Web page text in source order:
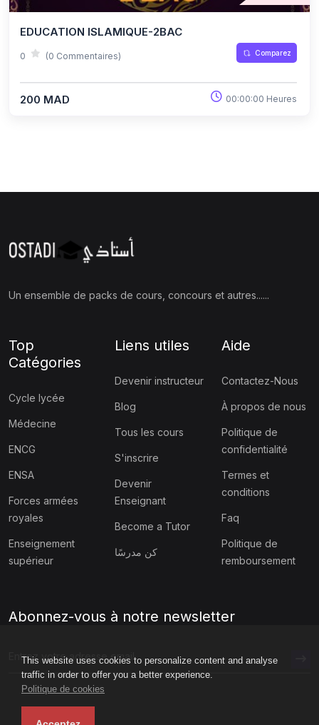
This website uses cookies to personalize content and analyse
traffic in order to offer you a better experience.
Politique de cookies
EDUCATION ISLAMIQUE-2BAC
0 (0 Commentaires) Comparez
200 MAD 00:00:00 Heures
Un ensemble de packs de cours, concours et autres......
Top
Catégories
Cycle lycée
Médecine
ENCG
ENSA
Forces armées
royales
Enseignement
supérieur
Liens utiles
Devenir instructeur
Blog
Tous les cours
S'inscrire
Devenir
Enseignant
Become a Tutor
كن مدرسًا
Aide
Contactez-Nous
À propos de nous
Politique de
confidentialité
Termes et
conditions
Faq
Politique de
remboursement
Abonnez-vous à notre newsletter